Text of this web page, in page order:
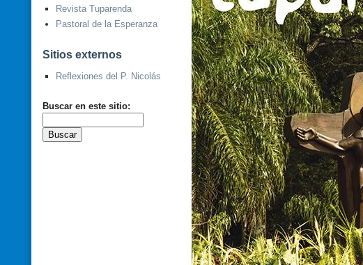
Revista Tuparenda
Pastoral de la Esperanza
Sitios externos
Reflexiones del P. Nicolás
Buscar en este sitio: